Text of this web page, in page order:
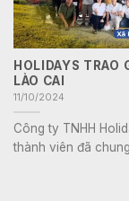
HOLIDAYS TRAO
LÀO CAI
11/10/2024
Công ty TNHH
thành viên đã